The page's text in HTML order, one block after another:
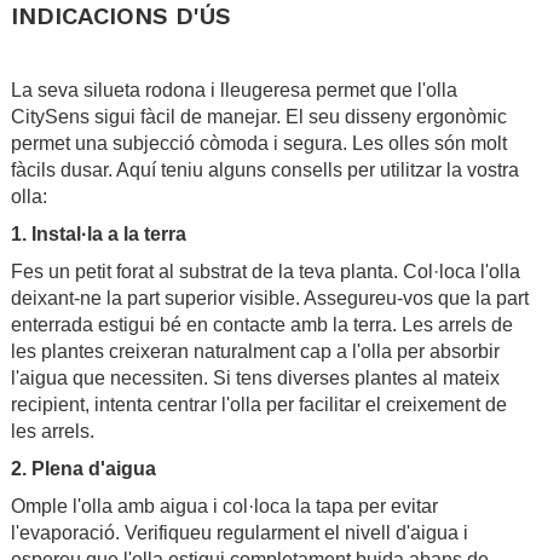
INDICACIONS D'ÚS
La seva silueta rodona i lleugeresa permet que l'olla
CitySens sigui fàcil de manejar. El seu disseny ergonòmic
permet una subjecció còmoda i segura. Les olles són molt
fàcils dusar. Aquí teniu alguns consells per utilitzar la vostra
olla:
1. Instal·la a la terra
Fes un petit forat al substrat de la teva planta. Col·loca l'olla
deixant-ne la part superior visible. Assegureu-vos que la part
enterrada estigui bé en contacte amb la terra. Les arrels de
les plantes creixeran naturalment cap a l'olla per absorbir
l'aigua que necessiten. Si tens diverses plantes al mateix
recipient, intenta centrar l'olla per facilitar el creixement de
les arrels.
2. Plena d'aigua
Omple l'olla amb aigua i col·loca la tapa per evitar
l'evaporació. Verifiqueu regularment el nivell d'aigua i